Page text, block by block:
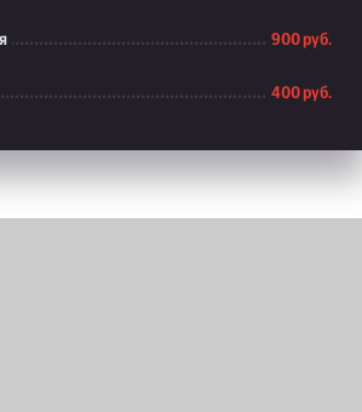
900 руб.
400 руб.